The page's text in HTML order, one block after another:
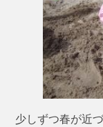
少しずつ春が近